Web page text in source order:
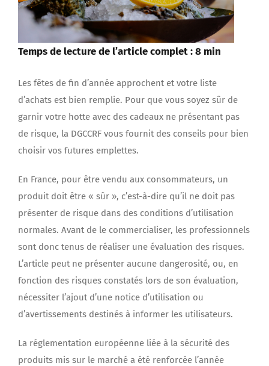
Temps de lecture de l’article complet : 8 min
Les fêtes de fin d’année approchent et votre liste
d’achats est bien remplie. Pour que vous soyez sûr de
garnir votre hotte avec des cadeaux ne présentant pas
de risque, la DGCCRF vous fournit des conseils pour bien
choisir vos futures emplettes.
En France, pour être vendu aux consommateurs, un
produit doit être « sûr », c’est-à-dire qu’il ne doit pas
présenter de risque dans des conditions d’utilisation
normales. Avant de le commercialiser, les professionnels
sont donc tenus de réaliser une évaluation des risques.
L’article peut ne présenter aucune dangerosité, ou, en
fonction des risques constatés lors de son évaluation,
nécessiter l’ajout d’une notice d’utilisation ou
d’avertissements destinés à informer les utilisateurs.
La réglementation européenne liée à la sécurité des
produits mis sur le marché a été renforcée l’année